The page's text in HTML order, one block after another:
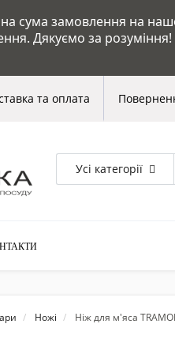
сума замовлення на
Дякуємо за розуміння!
та оплата
Усі категорії
Ножі Ніж для м'яса